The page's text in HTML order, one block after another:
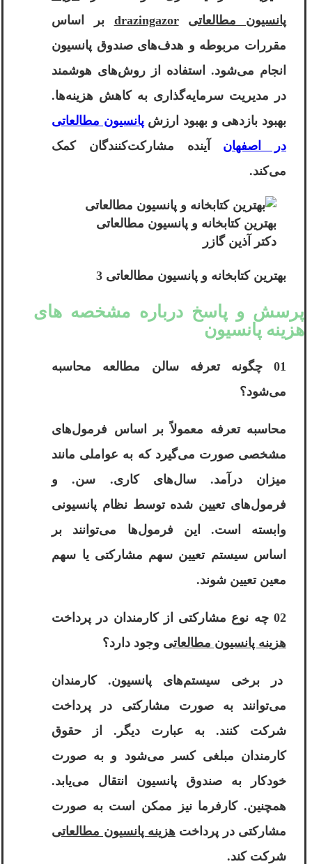
پانسیون مطالعاتی
drazingazor بر اساس
مقررات مربوطه و هدف‌های صندوق پانسیون
انجام می‌شود. استفاده از روش‌های هوشمند
در مدیریت سرمایه‌گذاری به کاهش هزینه‌ها.
بهبود بازدهی و بهبود ارزشپانسیون مطالعاتی
در اصفهان آینده مشارکت‌کنندگان کمک
می‌کند.
بهترین کتابخانه و پانسیون مطالعاتی
دکتر آذین گازر
بهترین کتابخانه و پانسیون مطالعاتی 3
پرسش و پاسخ درباره مشخصه های
هزینه پانسیون
01 چگونه تعرفه سالن مطالعه محاسبه
می‌شود؟
محاسبه تعرفه معمولاً بر اساس فرمول‌های
مشخصی صورت می‌گیرد که به عواملی مانند
میزان درآمد. سال‌های کاری. سن. و
فرمول‌های تعیین شده توسط نظام پانسیونی
وابسته است. این فرمول‌ها می‌توانند بر
اساس سیستم تعیین سهم مشارکتی یا سهم
معین تعیین شوند.
02 چه نوع مشارکتی از کارمندان در پرداخت
هزینه پانسیون مطالعاتی وجود دارد؟
در برخی سیستم‌های پانسیون. کارمندان
می‌توانند به صورت مشارکتی در پرداخت
شرکت کنند. به عبارت دیگر. از حقوق
کارمندان مبلغی کسر می‌شود و به صورت
خودکار به صندوق پانسیون انتقال می‌یابد.
همچنین. کارفرما نیز ممکن است به صورت
مشارکتی در پرداخت هزینه پانسیون مطالعاتی
شرکت کند.